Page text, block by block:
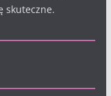
skuteczne.